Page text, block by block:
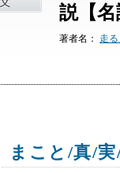
説【名
著者名： 走
まこと/真/実